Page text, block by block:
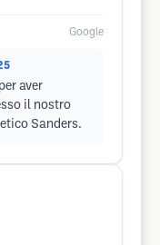
Google
aver
il nostro
Sanders.